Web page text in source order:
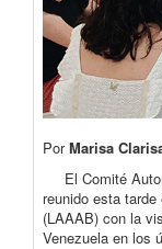
PorMarisa
El Comité
reunido esta
(LAAAB) con la
Venezuela en los